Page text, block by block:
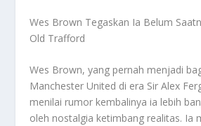
Wes Brown Tegaskan Ia Belum
Old Trafford
Wes Brown, yang pernah menjadi
Manchester United di era Sir Alex
menilai rumor kembalinya ia lebih
oleh nostalgia ketimbang realitas. Ia